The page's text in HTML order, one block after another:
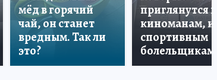
мёд в горячий
чай, он станет
вредным. Так ли
это?
приглянутся и
киноманам, и
спортивным
болельщикам